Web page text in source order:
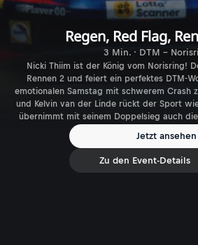
Regen, Red Flag,
3 Min. · DTM -
Nicki Thiim ist der König vom Norisring!
Rennen 2 und feiert ein perfektes DTM-
emotionalen Samstag mit schwerem Crash
und Kelvin van der Linde rückt der Sport
übernimmt mit seinem Doppelsieg auch
Jetzt ansehen
Zu den Event-Details